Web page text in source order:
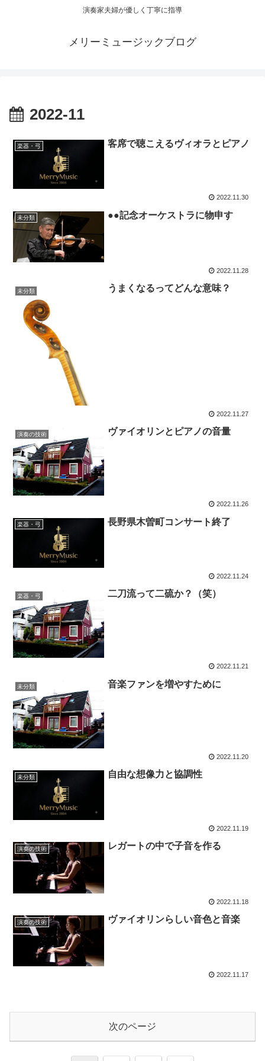
演奏家夫婦が優しく丁寧に指導
メリーミュージックブログ
2022-11
楽器・弓 客席で聴こえるヴィオラとピアノ
2022.11.30
未分類 ●●記念オーケストラに物申す
2022.11.28
未分類 うまくなるってどんな意味？
2022.11.27
演奏の技術 ヴァイオリンとピアノの音量
2022.11.26
楽器・弓 長野県木曽町コンサート終了
2022.11.24
楽器・弓 二刀流って二硫か？（笑）
2022.11.21
未分類 音楽ファンを増やすために
2022.11.20
未分類 自由な想像力と協調性
2022.11.19
演奏の技術 レガートの中で子音を作る
2022.11.18
演奏の技術 ヴァイオリンらしい音色と音楽
2022.11.17
次のページ